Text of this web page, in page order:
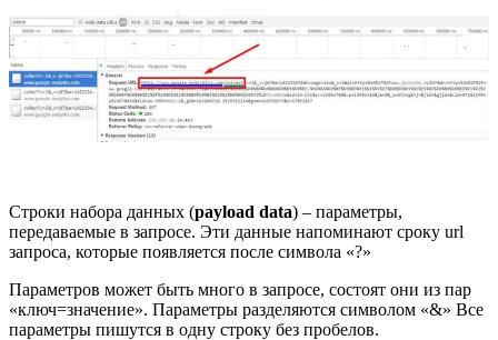
Строки набора данных (payload data) – параметры,
передаваемые в запросе. Эти данные напоминают сроку url
запроса, которые появляется после символа «?»
Параметров может быть много в запросе, состоят они из пар
«ключ=значение». Параметры разделяются символом «&» Все
параметры пишутся в одну строку без пробелов.